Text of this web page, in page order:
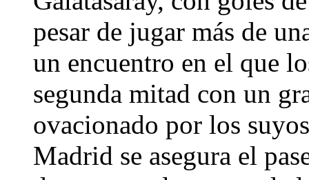
pesar de jugar más de
un encuentro en el que
segunda mitad con un
ovacionado por los
Madrid se asegura el